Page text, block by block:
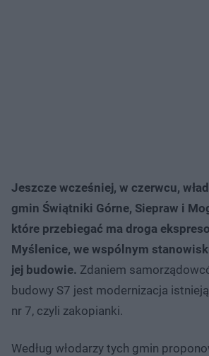
Jeszcze wcześniej, w czerwcu,
gmin Świątniki Górne, Siepraw i
które przebiegać ma droga
Myślenice, we wspólnym
jej budowie. Zdaniem
budowy S7 jest modernizacja
nr 7, czyli zakopianki.
Według włodarzy tych gmin